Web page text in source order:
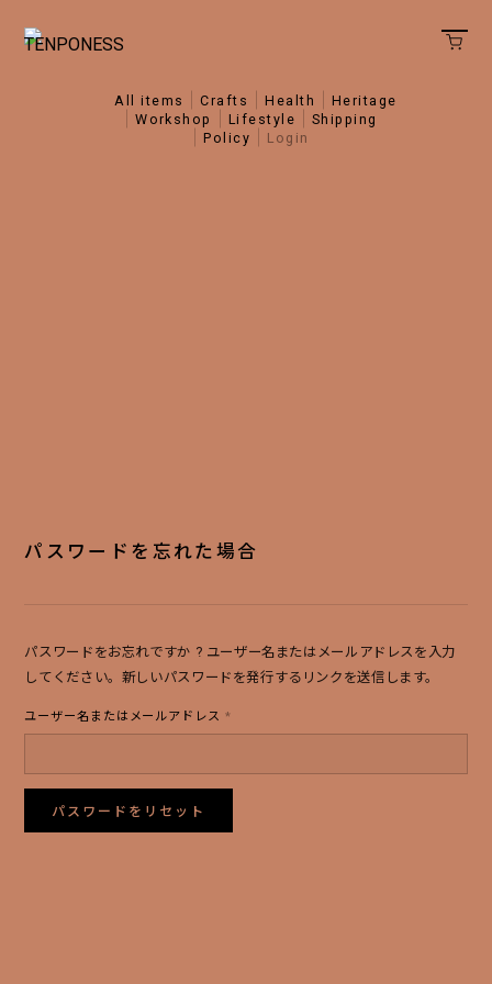
all items crafts health
heritage
workshop
lifestyle
shipping
policy
login
パスワードを忘れた場合
パスワードをお忘れですか ? ユーザー名またはメールアドレスを入力
してください。新しいパスワードを発行するリンクを送信します。
ユーザー名またはメールアドレス *必
須
パスワードをリセット
買い物を続ける